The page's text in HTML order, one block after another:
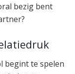
bezig bent
begint te spelen